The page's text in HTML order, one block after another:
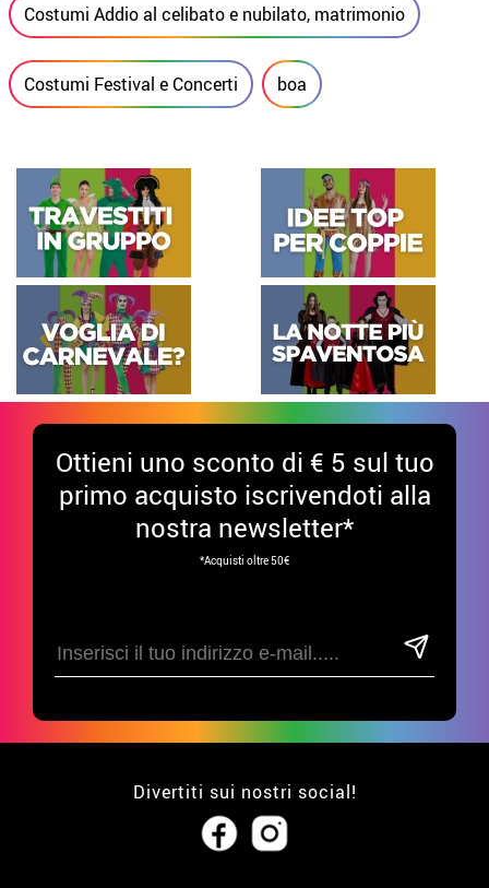
Costumi Addio al celibato e nubilato, matrimonio
Costumi Festival e Concerti boa
Ottieni uno sconto di € 5 sul tuo
primo acquisto iscrivendoti alla
nostra newsletter*
*Acquisti oltre 50€
Divertiti sui nostri social!